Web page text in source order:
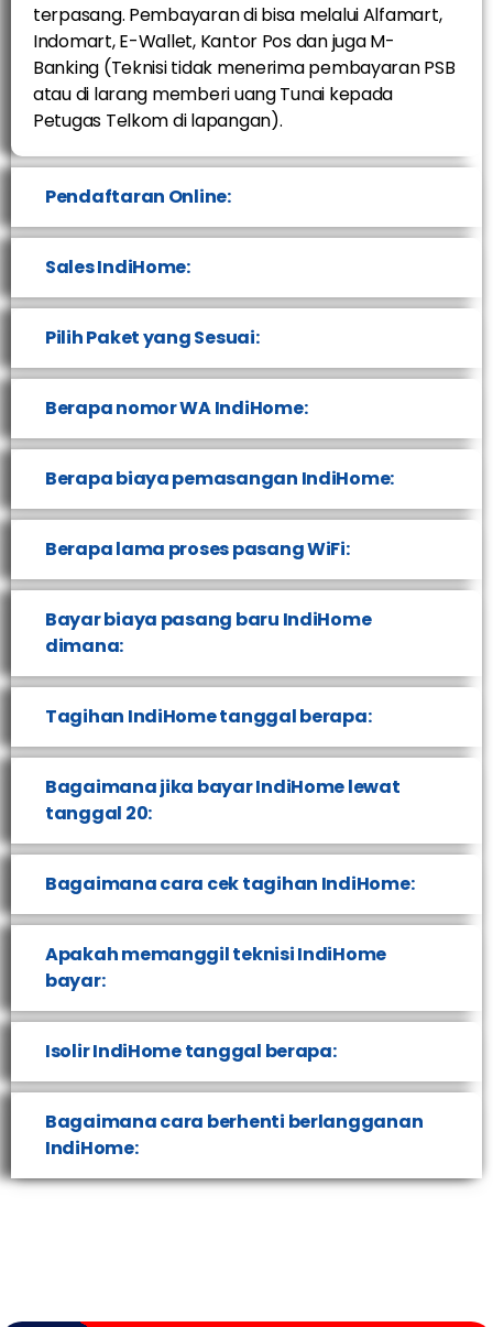
terpasang. Pembayaran di bisa melalui Alfamart,
Indomart, E-Wallet, Kantor Pos dan juga M-
Banking (Teknisi tidak menerima pembayaran PSB
atau di larang memberi uang Tunai kepada
Petugas Telkom di lapangan).
Pendaftaran Online:
Sales IndiHome:
Pilih Paket yang Sesuai:
Berapa nomor WA IndiHome:
Berapa biaya pemasangan IndiHome:
Berapa lama proses pasang WiFi:
Bayar biaya pasang baru IndiHome
dimana:
Tagihan IndiHome tanggal berapa:
Bagaimana jika bayar IndiHome lewat
tanggal 20:
Bagaimana cara cek tagihan IndiHome:
Apakah memanggil teknisi IndiHome
bayar:
Isolir IndiHome tanggal berapa:
Bagaimana cara berhenti berlangganan
IndiHome: